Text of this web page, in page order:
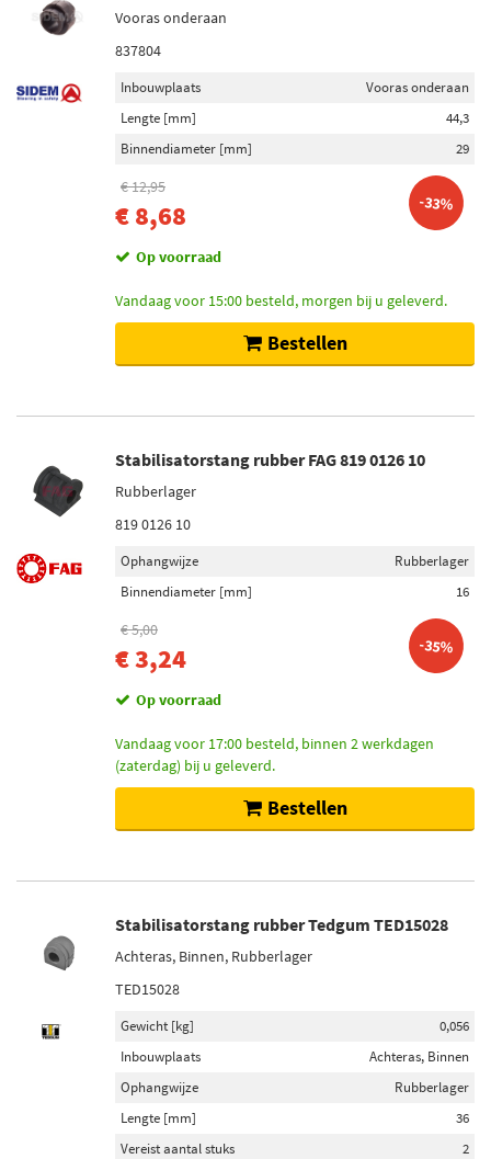
Vooras onderaan
837804
Inbouwplaats
Vooras onderaan
Lengte [mm]
44,3
Binnendiameter [mm]
29
€ 12,95
€ 8,68 -33%
Op voorraad
Vandaag voor 15:00 besteld, morgen bij u geleverd.
Bestellen
Stabilisatorstang rubber FAG 819 0126 10
Rubberlager
819 0126 10
Ophangwijze
Rubberlager
Binnendiameter [mm]
16
€ 5,00
€ 3,24 -35%
Op voorraad
Vandaag voor 17:00 besteld, binnen 2 werkdagen
(zaterdag) bij u geleverd.
Bestellen
Stabilisatorstang rubber Tedgum TED15028
Achteras, Binnen, Rubberlager
TED15028
Gewicht [kg]
0,056
Inbouwplaats
Achteras, Binnen
Ophangwijze
Rubberlager
Lengte [mm]
36
Vereist aantal stuks
2